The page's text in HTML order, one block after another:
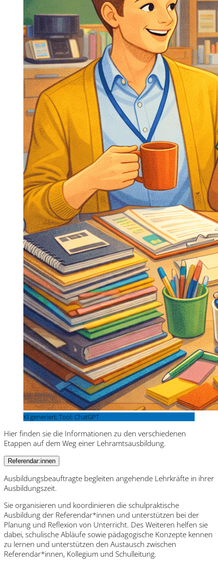
KI generiert; Tool: ChatGPT
Hier finden sie die Informationen zu den verschiedenen
Etappen auf dem Weg einer Lehramtsausbildung.
Referendar:innen
Ausbildungsbeauftragte begleiten angehende Lehrkräfte in ihrer
Ausbildungszeit.
Sie organisieren und koordinieren die schulpraktische
Ausbildung der Referendar*innen und unterstützen bei der
Planung und Reflexion von Unterricht. Des Weiteren helfen sie
dabei, schulische Abläufe sowie pädagogische Konzepte kennen
zu lernen und unterstützen den Austausch zwischen
Referendar*innen, Kollegium und Schulleitung.